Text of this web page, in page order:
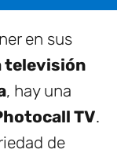
en sus
televisión
, hay una
TV.
de